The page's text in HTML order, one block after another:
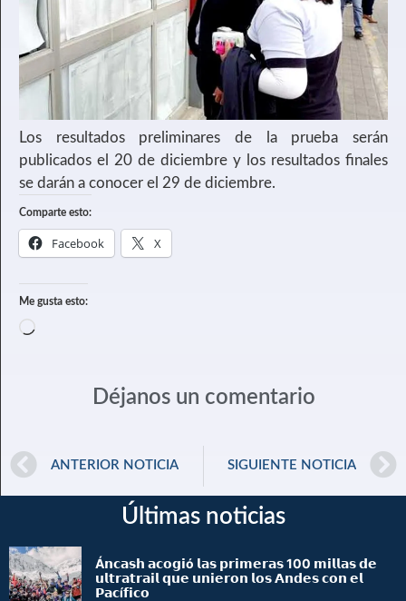
Los resultados preliminares de la prueba serán
publicados el 20 de diciembre y los resultados finales
se darán a conocer el 29 de diciembre.
Comparte esto:
Facebook X
Me gusta esto:
Déjanos un comentario
ANTERIOR NOTICIA SIGUIENTE NOTICIA
Últimas noticias
Á𝗻𝗰𝗮𝘀𝗵 𝗮𝗰𝗼𝗴𝗶ó 𝗹𝗮𝘀 𝗽𝗿𝗶𝗺𝗲𝗿𝗮𝘀 100 𝗺𝗶𝗹𝗹𝗮𝘀 𝗱𝗲
𝘂𝗹𝘁𝗿𝗮𝘁𝗿𝗮𝗶𝗹 𝗾𝘂𝗲 𝘂𝗻𝗶𝗲𝗿𝗼𝗻 𝗹𝗼𝘀 𝗔𝗻𝗱𝗲𝘀 𝗰𝗼𝗻 𝗲𝗹
𝗣𝗮𝗰í𝗳𝗶𝗰𝗼